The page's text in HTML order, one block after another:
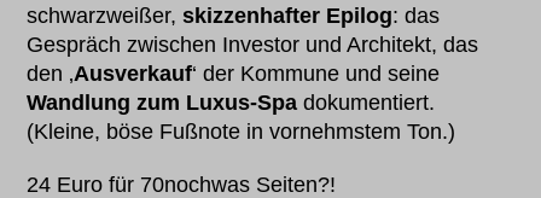
schwarzweißer,skizzenhafter Epilog: das
Gespräch zwischen Investor und Architekt, das
den ‚Ausverkauf‘ der Kommune und seine
Wandlung zum Luxus-Spa dokumentiert.
(Kleine, böse Fußnote in vornehmstem Ton.)
24 Euro für 70nochwas Seiten?!